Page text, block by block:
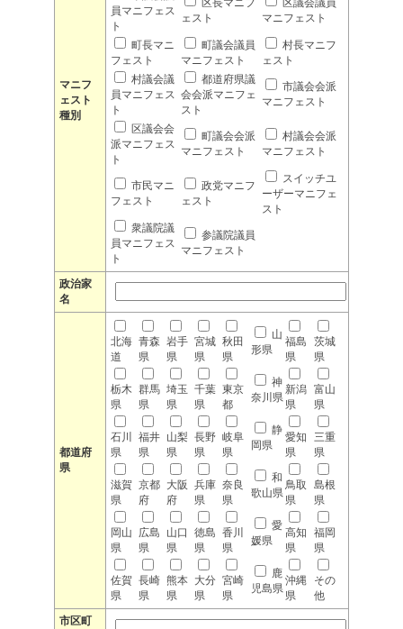
マニフ
ェスト
種別
員マニフェス
ト
区長マニフ
ェスト
区議会議員
マニフェスト
町長マニ
フェスト
町議会議員
マニフェスト
村長マニフ
ェスト
村議会議
員マニフェス
ト
都道府県議
会会派マニフェ
スト
市議会会派
マニフェスト
区議会会
派マニフェス
ト
町議会会派
マニフェスト
村議会会派
マニフェスト
市民マニ
フェスト
政党マニフ
ェスト
スイッチユ
ーザーマニフェ
スト
衆議院議
員マニフェス
ト
参議院議員
マニフェスト
政治家
名
都道府
県
北海
道
青森
県
岩手
県
宮城
県
秋田
県
山
形県
福島
県
茨城
県
栃木
県
群馬
県
埼玉
県
千葉
県
東京
都
神
奈川県
新潟
県
富山
県
石川
県
福井
県
山梨
県
長野
県
岐阜
県
静
岡県
愛知
県
三重
県
滋賀
県
京都
府
大阪
府
兵庫
県
奈良
県
和
歌山県
鳥取
県
島根
県
岡山
県
広島
県
山口
県
徳島
県
香川
県
愛
媛県
高知
県
福岡
県
佐賀
県
長崎
県
熊本
県
大分
県
宮崎
県
鹿
児島県
沖縄
県
その
他
市区町